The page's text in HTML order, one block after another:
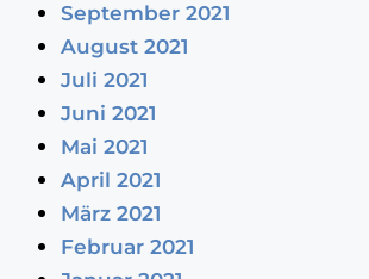
September 2021
August 2021
Juli 2021
Juni 2021
Mai 2021
April 2021
März 2021
Februar 2021